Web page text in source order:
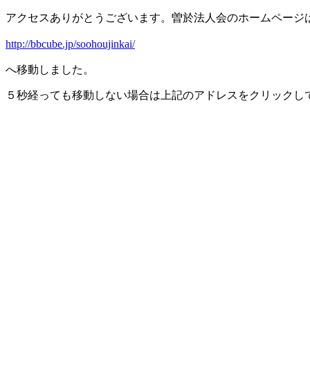
アクセスありがとうございます。曽於法人会のホームページ
http://bbcube.jp/soohoujinkai/
へ移動しました。
５秒経っても移動しない場合は上記のアドレスをクリックし